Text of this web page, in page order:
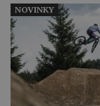
NOVINKY